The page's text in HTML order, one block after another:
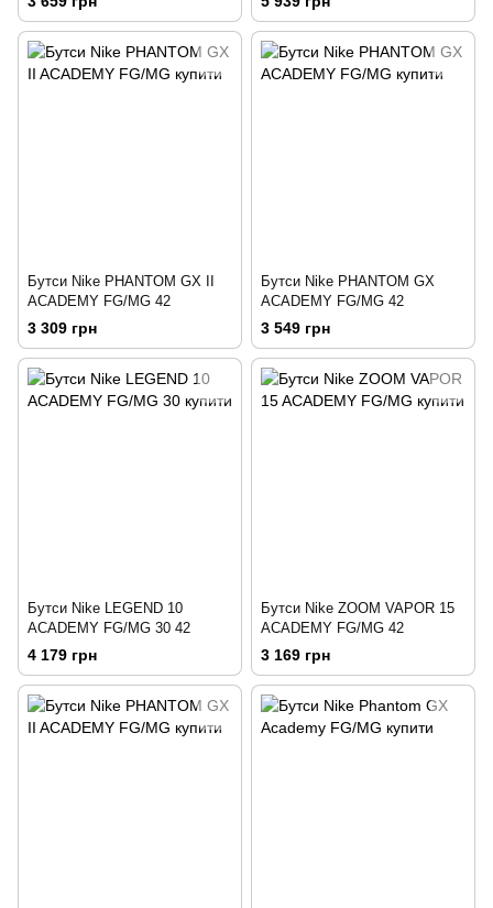
Бутси Nike PHANTOM GX II
ACADEMY FG/MG 42
3 309 грн
Бутси Nike PHANTOM GX
ACADEMY FG/MG 42
3 549 грн
Бутси Nike LEGEND 10
ACADEMY FG/MG 30 42
4 179 грн
Бутси Nike ZOOM VAPOR 15
ACADEMY FG/MG 42
3 169 грн